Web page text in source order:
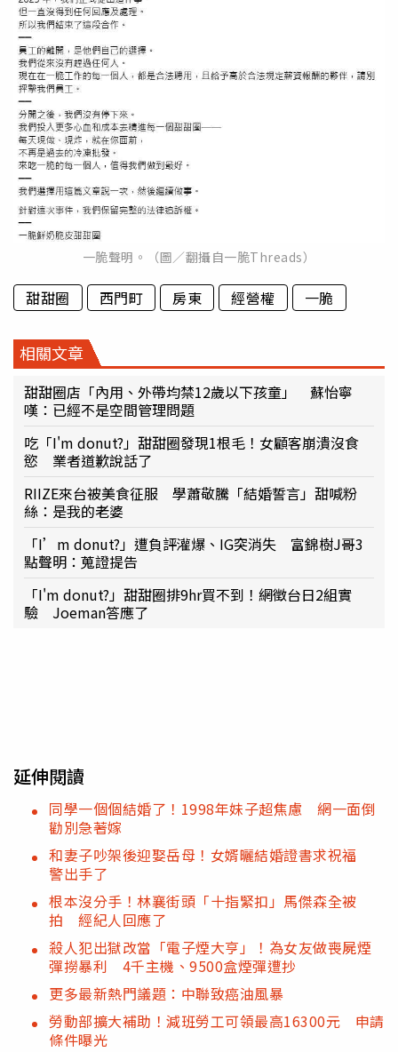
一脆聲明。（圖／翻攝自一脆Threads）
甜甜圈 西門町 房東 經營權 一脆
相關文章
甜甜圈店「內用、外帶均禁12歲以下孩童」 蘇怡寧
嘆：已經不是空間管理問題
吃「I'm donut?」甜甜圈發現1根毛！女顧客崩潰沒食
慾 業者道歉說話了
RIIZE來台被美食征服 學蕭敬騰「結婚誓言」甜喊粉
絲：是我的老婆
「I’m donut?」遭負評灌爆、IG突消失 富錦樹J哥3
點聲明：蒐證提告
「I'm donut?」甜甜圈排9hr買不到！網徵台日2組實
驗 Joeman答應了
延伸閱讀
同學一個個結婚了！1998年妹子超焦慮 網一面倒
勸別急著嫁
和妻子吵架後迎娶岳母！女婿曬結婚證書求祝福
警出手了
根本沒分手！林襄街頭「十指緊扣」馬傑森全被
拍 經紀人回應了
殺人犯出獄改當「電子煙大亨」！為女友做喪屍煙
彈撈暴利 4千主機、9500盒煙彈遭抄
更多最新熱門議題：中聯致癌油風暴
勞動部擴大補助！減班勞工可領最高16300元 申請
條件曝光